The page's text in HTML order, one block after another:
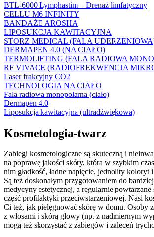
BTL-6000 Lymphastim – Drenaż limfatyczny
CELLU M6 INFINITY
BANDAŻE AROSHA
LIPOSUKCJA KAWITACYJNA
STORZ MEDICAL (FALA
DERMAPEN 4.0 (NA CIAŁO)
TERMOLIFTING (FALA RADIOWA
RF VIVACE (RADIOFREKWENCJA
Laser frakcyjny CO2
TECHNOLOGIA NA CIAŁO
Fala radiowa monopolarna (ciało)
Dermapen 4.0
Liposukcja kawitacyjna (ultradźwiękowa)
Kosmetologia-twarz
Zabiegi kosmetologiczne są skuteczną i
na poprawę jakości skóry, która w szybkim
nim gładkość, ładne napięcie, jednolity koloryt
Są też doskonałym przygotowaniem do
medycyny estetycznej, a regularnie powtarzane
część profilaktyki przeciwstarzeniowej. Nasi
Ci też, jak pielęgnować skórę w domu. Osoby
z włosami i skórą głowy (np. z nadmiernym
mogą też skorzystać z zabiegów i zaleceń